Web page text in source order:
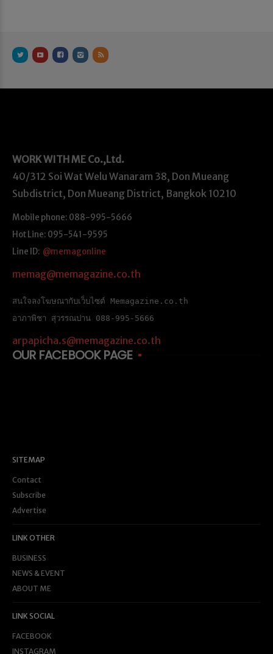
WORK WITH ME Co.,Ltd.
40/312 Soi Wat Welu Wanaram 38, Don Mueang
Subdistrict, Don Mueang District, Bangkok 10210
Mobile phone: 088-995-5666
Hot Line: 095-541-9595
Line ID: @memagonline
memag@memagazine.co.th
สนใจลงโฆษณากับเว็บไซต์ Memagazine.co.th
อาภาพิชา สุวรรณปาน 088-995-5666
arpapicha.s@memagazine.co.th
OUR FACEBOOK PAGE
SITEMAP
Contact
Subscribe
Advertise
LINK OTHER
BUSINESS
NEWS & EVENT
ABOUT ME
LINK SOCIAL
FACEBOOK
INSTAGRAM